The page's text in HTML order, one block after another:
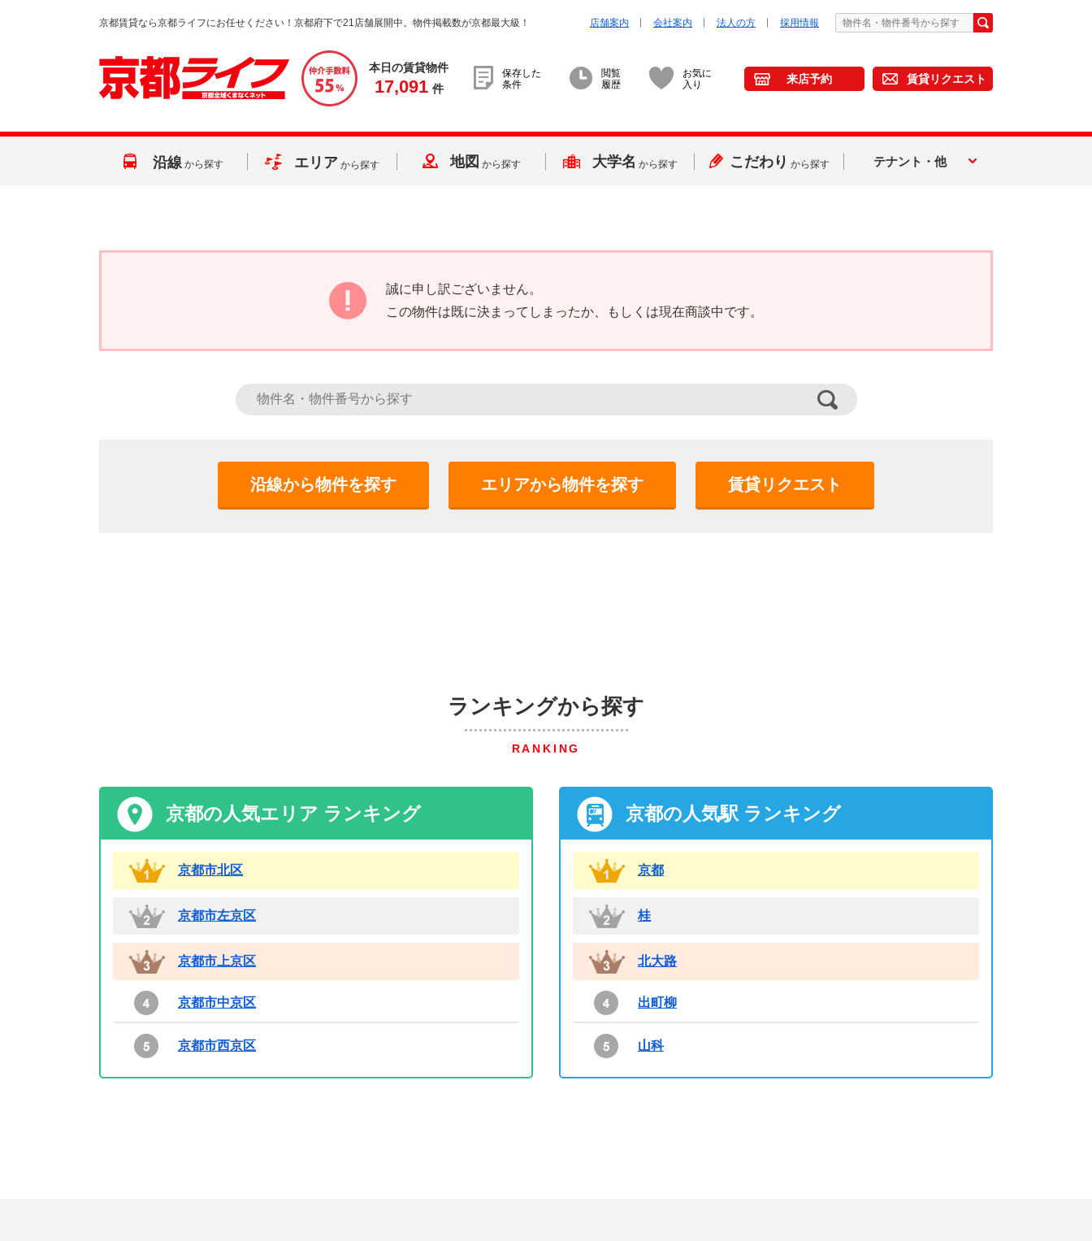
京都賃貸なら京都ライフにお任せください！京都府下で21店舗展開中。物件掲載数が京都最大級！ 店舗案内 会社案内 法人の方 採用情報
本日の賃貸物件
17,091 件
保存した
条件
閲覧
履歴
お気に
入り
来店予約 賃貸リクエスト
沿線 から探す エリア から探す 地図 から探す 大学名 から探す こだわり から探す テナント・他
誠に申し訳ございません。
この物件は既に決まってしまったか、もしくは現在商談中です。
沿線から物件を探す エリアから物件を探す 賃貸リクエスト
ランキングから探す
RANKING
京都の人気エリア ランキング
京都市北区
京都市左京区
京都市上京区
京都市中京区
京都市西京区
京都の人気駅 ランキング
京都
桂
北大路
出町柳
山科